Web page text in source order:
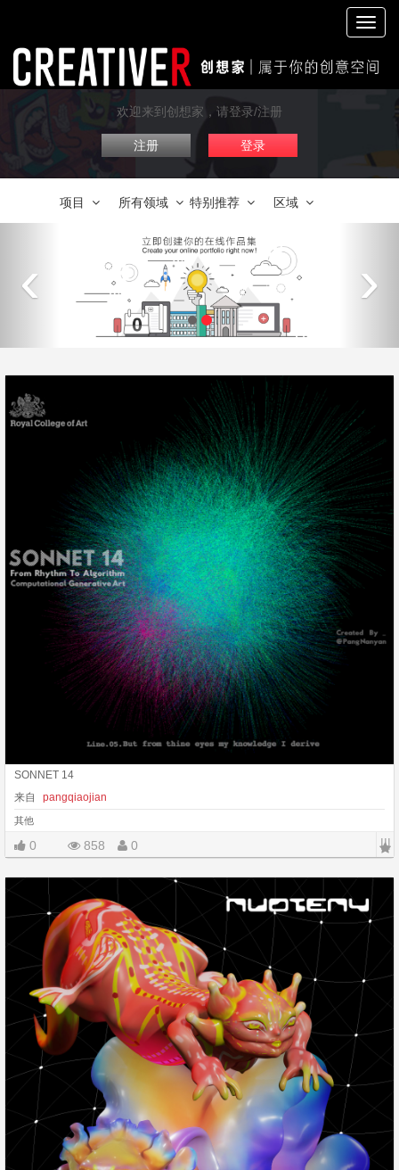
切
换
航
欢迎来到创想家，请登录/注册
注册 登录
项目 所有领域 特别推荐 区域
‹ ›
SONNET 14
来自
pangqiaojian
其他
0 858 0 |||